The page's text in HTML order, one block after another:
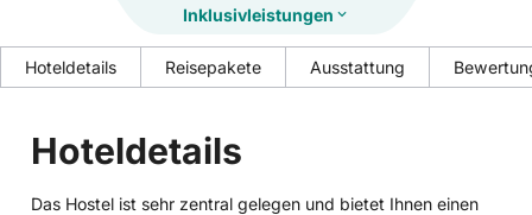
Inklusivleistungen
Hoteldetails Reisepakete Ausstattung
Hoteldetails
Das Hostel ist sehr zentral gelegen und bietet Ihnen einen